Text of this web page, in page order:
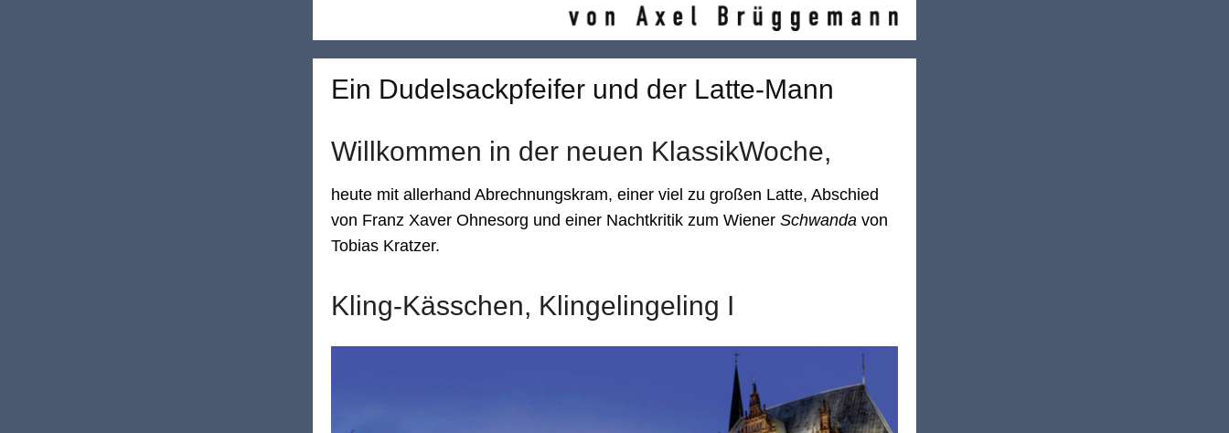
Ein Dudelsackpfeifer und der Latte-Mann
Willkommen in der neuen KlassikWoche,
heute mit allerhand Abrechnungskram, einer viel zu großen Latte, Abschied
von Franz Xaver Ohnesorg und einer Nachtkritik zum Wiener Schwanda von
Tobias Kratzer.
Kling-Kässchen, Klingelingeling I